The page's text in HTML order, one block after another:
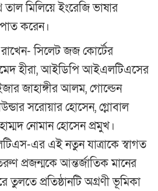
মিলিয়ে ইংরেজি ভাষার
করেন।
সিলেট জজ কোর্টের
হীরা, আইডিপি আইএলটিএসের
জাহাঙ্গীর আলম, গোল্ডেন
সরোয়ার হোসেন, গ্লোবাল
নোমান হোসেন প্রমুখ।
এর এই নতুন যাত্রাকে স্বাগত
প্রজন্মকে আন্তর্জাতিক মানের
তুলতে প্রতিষ্ঠানটি অগ্রণী ভূমিকা